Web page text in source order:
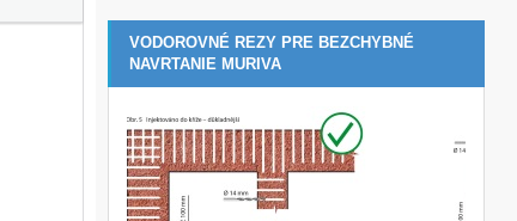
VODOROVNÉ REZY PRE BEZCHYBNÉ
NAVRTANIE MURIVA